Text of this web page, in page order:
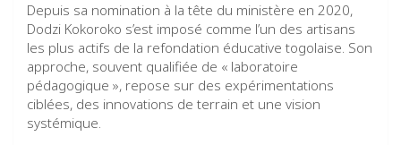
Depuis sa nomination à la tête du ministère en 2020,
Dodzi Kokoroko s’est imposé comme l’un des artisans
les plus actifs de la refondation éducative togolaise. Son
approche, souvent qualifiée de « laboratoire
pédagogique », repose sur des expérimentations
ciblées, des innovations de terrain et une vision
systémique.